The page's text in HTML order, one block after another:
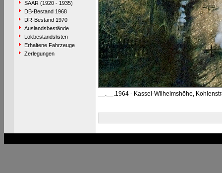
SAAR (1920 - 1935)
DB-Bestand 1968
DR-Bestand 1970
Auslandsbestände
Lokbestandslisten
Erhaltene Fahrzeuge
Zerlegungen
__.__.1964 - Kassel-Wilhelmshöhe,